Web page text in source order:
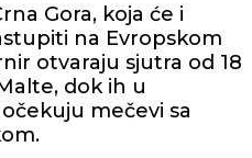
Gora, koja će i
na Evropskom
otvaraju sjutra od 18
dok ih u
mečevi sa